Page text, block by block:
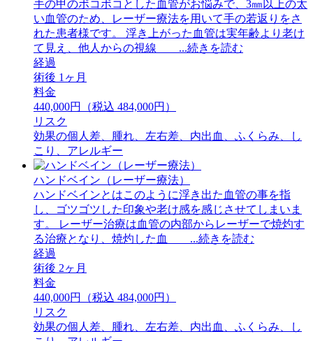
手の甲のボコボコとした血管がお悩みで、3㎜以上の太
い血管のため、レーザー療法を用いて手の若返りをさ
れた患者様です。 浮き上がった血管は実年齢より老け
て見え、他人からの視線 ...続きを読む
経過
術後 1ヶ月
料金
440,000円（税込 484,000円）
リスク
効果の個人差、腫れ、左右差、内出血、ふくらみ、し
こり、アレルギー
ハンドベイン（レーザー療法）
ハンドベインとはこのように浮き出た血管の事を指
し、ゴツゴツした印象や老け感を感じさせてしまいま
す。 レーザー治療は血管の内部からレーザーで焼灼す
る治療となり、焼灼した血 ...続きを読む
経過
術後 2ヶ月
料金
440,000円（税込 484,000円）
リスク
効果の個人差、腫れ、左右差、内出血、ふくらみ、し